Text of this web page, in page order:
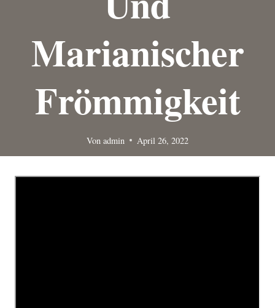
Marianischer
Frömmigkeit
Von admin April 26, 2022